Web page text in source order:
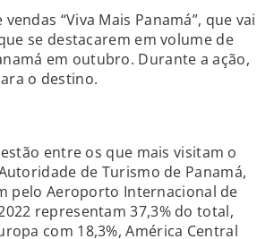
“Viva Mais Panamá”, que vai
se destacarem em volume de
em outubro. Durante a ação,
o destino.
entre os que mais visitam o
de Turismo de Panamá,
pelo Aeroporto Internacional de
representam 37,3% do total,
com 18,3%, América Central